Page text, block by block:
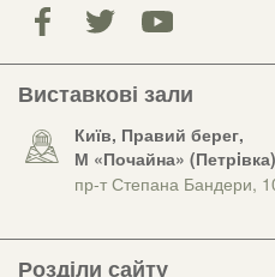
Виставкові зали
Київ, Правий берег,
М «Почайна» (Петрiвка)
пр-т Степана Бандери,
Розділи сайту